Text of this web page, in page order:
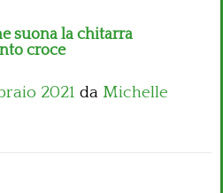
suona la chitarra
croce
2021 da Michelle